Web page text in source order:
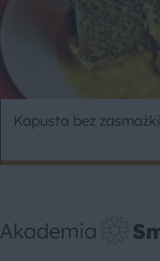
Kapusta bez zasmażki